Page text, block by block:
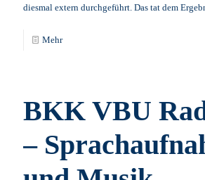
diesmal extern durchgeführt. Das tat dem
Mehr
BKK VBU
–